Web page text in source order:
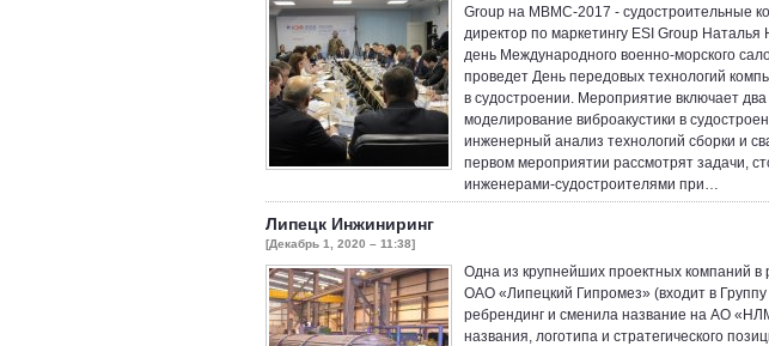
Group на МВМС-2017 - судостроительные
директор по маркетингу ESI Group Наталья
день Международного военно-морского
проведет День передовых технологий
в судостроении. Мероприятие включает
моделирование виброакустики в
инженерный анализ технологий сборки и
первом мероприятии рассмотрят задачи,
инженерами-судостроителями при…
Липецк Инжиниринг
[Декабрь 1, 2020 – 11:38]
Одна из крупнейших проектных компаний в
ОАО «Липецкий Гипромез» (входит в
ребрендинг и сменила название на АО
названия, логотипа и стратегического